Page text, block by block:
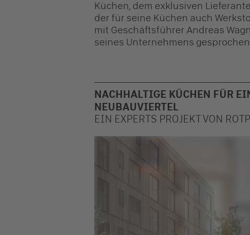
Küchen, dem exklusiven
der für seine Küchen auch
mit Geschäftsführer Andreas
seines Unternehmens gesprochen.
NACHHALTIGE KÜCHEN FÜR
NEUBAUVIERTEL
EIN EXPERTS PROJEKT VON